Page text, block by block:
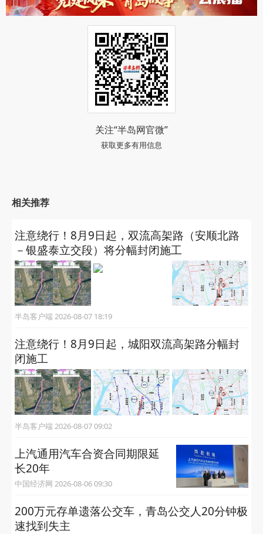
关注“半岛网官微”
获取更多有用信息
相关推荐
注意绕行！8月9日起，双流高架路（安顺北路
－银盛泰立交段）将分幅封闭施工
半岛客户端 2026-08-07 18:19
注意绕行！8月9日起，城阳双流高架路分幅封
闭施工
半岛客户端 2026-08-07 09:02
上汽通用汽车合资合同期限延
长20年
中国经济网 2026-08-06 09:30
200万元存单遗落公交车，青岛公交人20分钟极
速找到失主